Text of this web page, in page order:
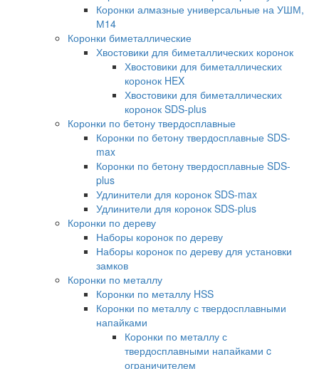
Коронки алмазные универсальные на УШМ,
М14
Коронки биметаллические
Хвостовики для биметаллических коронок
Хвостовики для биметаллических
коронок HEX
Хвостовики для биметаллических
коронок SDS-plus
Коронки по бетону твердосплавные
Коронки по бетону твердосплавные SDS-
max
Коронки по бетону твердосплавные SDS-
plus
Удлинители для коронок SDS-max
Удлинители для коронок SDS-plus
Коронки по дереву
Наборы коронок по дереву
Наборы коронок по дереву для установки
замков
Коронки по металлу
Коронки по металлу HSS
Коронки по металлу с твердосплавными
напайками
Коронки по металлу с
твердосплавными напайками c
ограничителем